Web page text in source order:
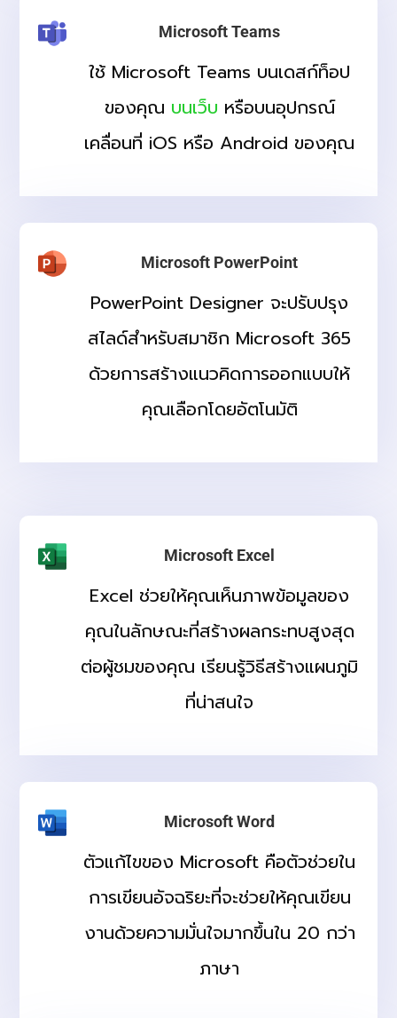
Microsoft Teams
ใช้ Microsoft Teams บนเดสก์ท็อป
ของคุณ บนเว็บ หรือบนอุปกรณ์
เคลื่อนที่ iOS หรือ Android ของคุณ
Microsoft PowerPoint
PowerPoint Designer จะปรับปรุง
สไลด์สําหรับสมาชิก Microsoft 365
ด้วยการสร้างแนวคิดการออกแบบให้
คุณเลือกโดยอัตโนมัติ
Microsoft Excel
Excel ช่วยให้คุณเห็นภาพข้อมูลของ
คุณในลักษณะที่สร้างผลกระทบสูงสุด
ต่อผู้ชมของคุณ เรียนรู้วิธีสร้างแผนภูมิ
ที่น่าสนใจ
Microsoft Word
ตัวแก้ไขของ Microsoft คือตัวช่วยใน
การเขียนอัจฉริยะที่จะช่วยให้คุณเขียน
งานด้วยความมั่นใจมากขึ้นใน 20 กว่า
ภาษา